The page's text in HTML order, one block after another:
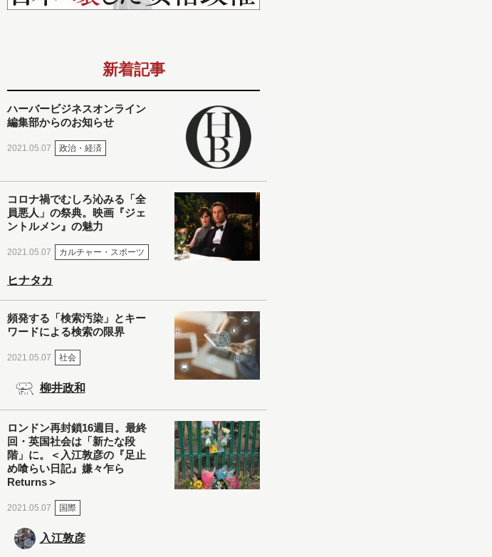
新着記事
ハーバービジネスオンライン
編集部からのお知らせ
2021.05.07 政治・経済
コロナ禍でむしろ沁みる「全
員悪人」の祭典。映画『ジェ
ントルメン』の魅力
2021.05.07 カルチャー・スポーツ
ヒナタカ
頻発する「検索汚染」とキー
ワードによる検索の限界
2021.05.07 社会
柳井政和
ロンドン再封鎖16週目。最終
回・英国社会は「新たな段
階」に。＜入江敦彦の『足止
め喰らい日記』嫌々乍ら
Returns＞
2021.05.07 国際
入江敦彦